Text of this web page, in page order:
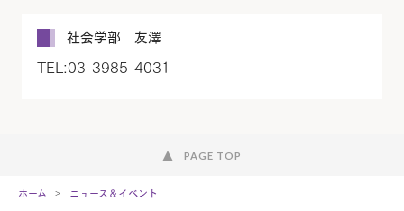
社会学部 友澤
TEL:03-3985-4031
PAGE TOP
ホーム ニュース＆イベント